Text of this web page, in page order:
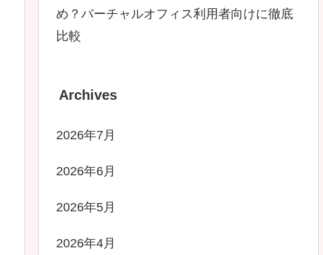
め？バーチャルオフィス利用者向けに徹底
比較
Archives
2026年7月
2026年6月
2026年5月
2026年4月